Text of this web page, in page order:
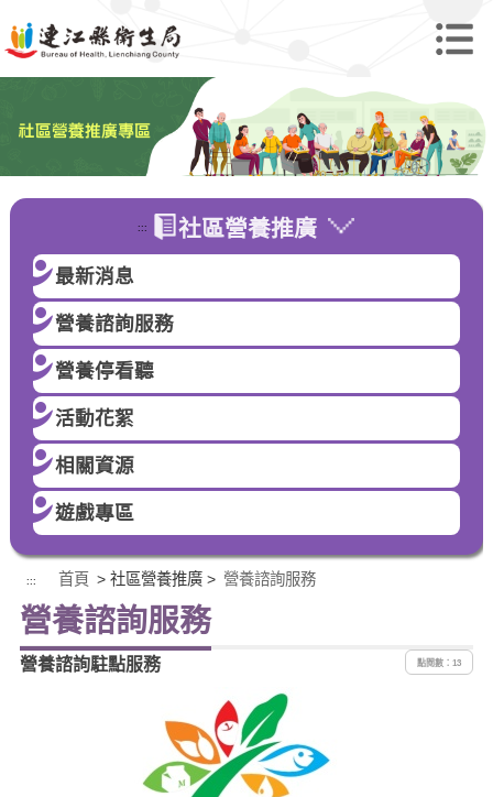
::: 社區營養推廣
最新消息
營養諮詢服務
營養停看聽
活動花絮
相關資源
遊戲專區
::: 首頁 > 社區營養推廣 > 營養諮詢服務
營養諮詢服務
營養諮詢駐點服務 點閱數：13